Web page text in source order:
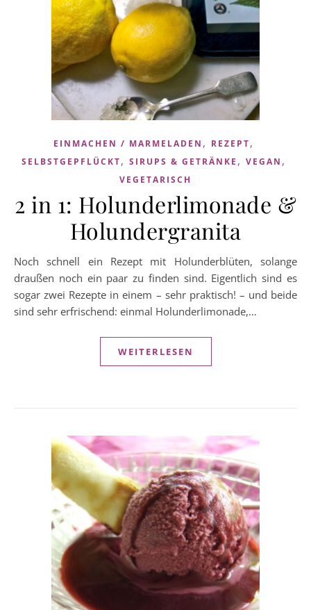
EINMACHEN / MARMELADEN , REZEPT,
SELBSTGEPFLÜCKT, SIRUPS & GETRÄNKE , VEGAN ,
VEGETARISCH
2 in 1: Holunderlimonade &
Holundergranita
Noch schnell ein Rezept mit Holunderblüten, solange
draußen noch ein paar zu finden sind. Eigentlich sind es
sogar zwei Rezepte in einem – sehr praktisch! – und beide
sind sehr erfrischend: einmal Holunderlimonade,…
WEITERLESEN